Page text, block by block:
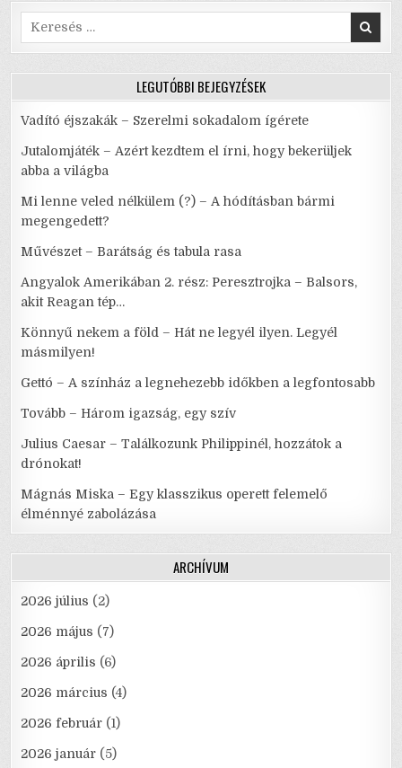
Search
for:
LEGUTÓBBI BEJEGYZÉSEK
Vadító éjszakák – Szerelmi sokadalom ígérete
Jutalomjáték – Azért kezdtem el írni, hogy bekerüljek
abba a világba
Mi lenne veled nélkülem (?) – A hódításban bármi
megengedett?
Művészet – Barátság és tabula rasa
Angyalok Amerikában 2. rész: Peresztrojka – Balsors,
akit Reagan tép…
Könnyű nekem a föld – Hát ne legyél ilyen. Legyél
másmilyen!
Gettó – A színház a legnehezebb időkben a legfontosabb
Tovább – Három igazság, egy szív
Julius Caesar – Találkozunk Philippinél, hozzátok a
drónokat!
Mágnás Miska – Egy klasszikus operett felemelő
élménnyé zabolázása
ARCHÍVUM
2026 július (2)
2026 május (7)
2026 április (6)
2026 március (4)
2026 február (1)
2026 január (5)